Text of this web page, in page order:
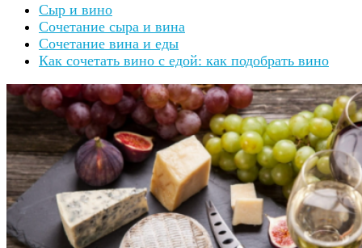
Сыр и вино
Сочетание сыра и вина
Сочетание вина и еды
Как сочетать вино с едой: как подобрать вино